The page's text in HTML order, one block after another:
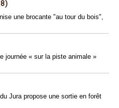
une brocante "au tour du bois",
journée « sur la piste animale »
Jura propose une sortie en forêt